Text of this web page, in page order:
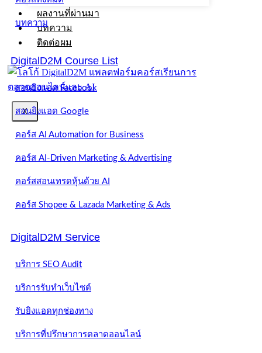
ผลงานที่ผ่านมา
บทความ
ติดต่อผม
X
บทความ
DigitalD2M Course List
สอนยิงแอด Facebook
สอนยิงแอด Google
คอร์ส AI Automation for Business
คอร์ส AI-Driven Marketing & Advertising
คอร์สสอนเทรดหุ้นด้วย AI
คอร์ส Shopee & Lazada Marketing & Ads
DigitalD2M Service
บริการ SEO Audit
บริการรับทำเว็บไซต์
รับยิงแอดทุกช่องทาง
บริการที่ปรึกษาการตลาดออนไลน์